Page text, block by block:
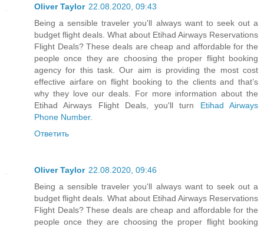
Oliver Taylor 22.08.2020, 09:43
Being a sensible traveler you'll always want to seek out a
budget flight deals. What about Etihad Airways Reservations
Flight Deals? These deals are cheap and affordable for the
people once they are choosing the proper flight booking
agency for this task. Our aim is providing the most cost
effective airfare on flight booking to the clients and that’s
why they love our deals. For more information about the
Etihad Airways Flight Deals, you'll turn Etihad Airways
Phone Number.
Ответить
Oliver Taylor 22.08.2020, 09:46
Being a sensible traveler you'll always want to seek out a
budget flight deals. What about Etihad Airways Reservations
Flight Deals? These deals are cheap and affordable for the
people once they are choosing the proper flight booking